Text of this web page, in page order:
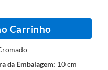
Carrinho
da Embalagem: 10 cm